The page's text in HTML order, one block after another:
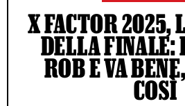
X FACTOR 2025,
DELLA FINALE:
ROB E VA
COSÌ